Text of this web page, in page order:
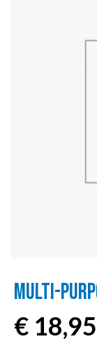
MULTI-
€ 18,95